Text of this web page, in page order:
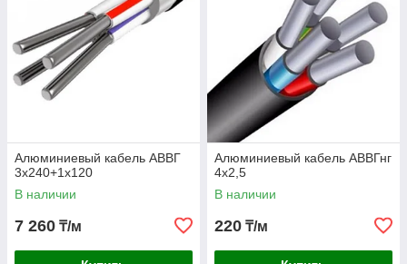
Алюминиевый кабель АВВГ
3х240+1х120
В наличии
7 260 ₸/м
Алюминиевый кабель АВВГнг
4х2,5
В наличии
220 ₸/м